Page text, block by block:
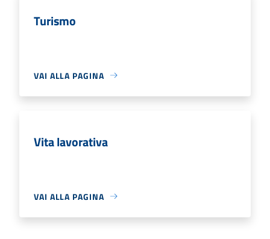
Turismo
VAI ALLA PAGINA
Vita lavorativa
VAI ALLA PAGINA